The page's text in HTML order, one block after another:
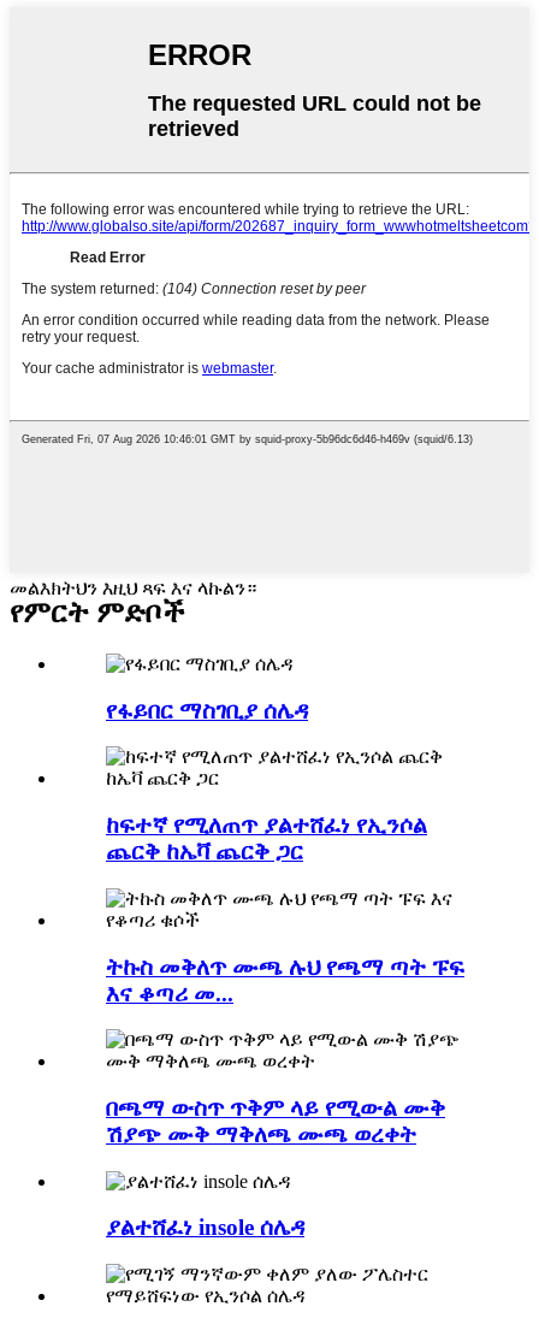
መልእክትህን እዚህ ጻፍ እና ላኩልን።
የምርት ምድቦች
የፋይበር ማስገቢያ ሰሌዳ
ከፍተኛ የሚለጠጥ ያልተሸፈነ የኢንሶል
ጨርቅ ከኤቫ ጨርቅ ጋር
ትኩስ መቅለጥ ሙጫ ሉህ የጫማ ጣት ፑፍ
እና ቆጣሪ መ...
በጫማ ውስጥ ጥቅም ላይ የሚውል ሙቅ
ሽያጭ ሙቅ ማቅለጫ ሙጫ ወረቀት
ያልተሸፈነ insole ሰሌዳ